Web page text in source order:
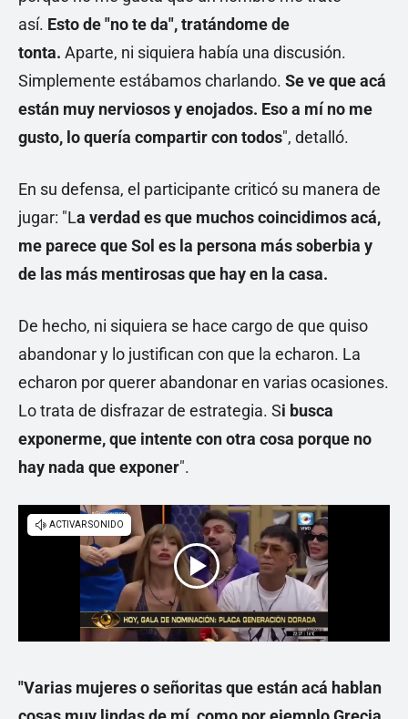
así. Esto de "no te da", tratándome de
tonta. Aparte, ni siquiera había una discusión.
Simplemente estábamos charlando. Se ve que acá
están muy nerviosos y enojados. Eso a mí no me
gusto, lo quería compartir con todos", detalló.
En su defensa, el participante criticó su manera de
jugar: "La verdad es que muchos coincidimos acá,
me parece que Sol es la persona más soberbia y
de las más mentirosas que hay en la casa.
De hecho, ni siquiera se hace cargo de que quiso
abandonar y lo justifican con que la echaron. La
echaron por querer abandonar en varias ocasiones.
Lo trata de disfrazar de estrategia. Si busca
exponerme, que intente con otra cosa porque no
hay nada que exponer".
"Varias mujeres o señoritas que están acá hablan